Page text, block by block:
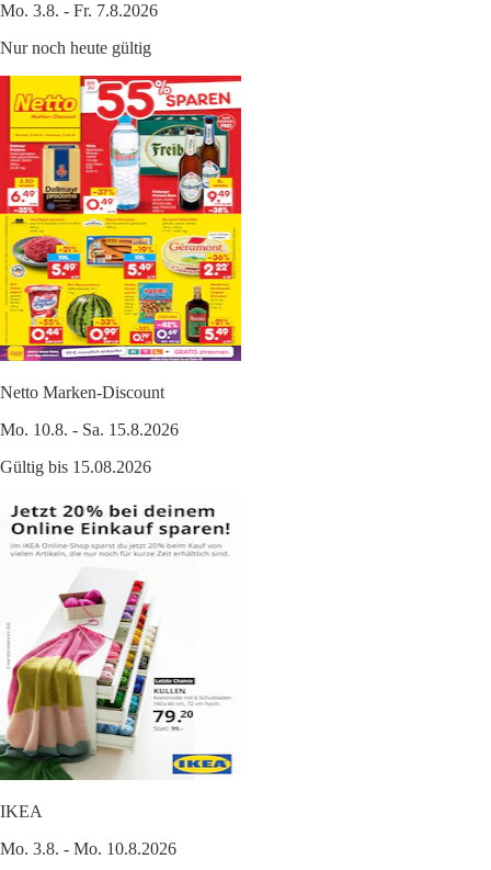
Mo. 3.8. - Fr. 7.8.2026
Nur noch heute gültig
Netto Marken-Discount
Mo. 10.8. - Sa. 15.8.2026
Gültig bis 15.08.2026
IKEA
Mo. 3.8. - Mo. 10.8.2026